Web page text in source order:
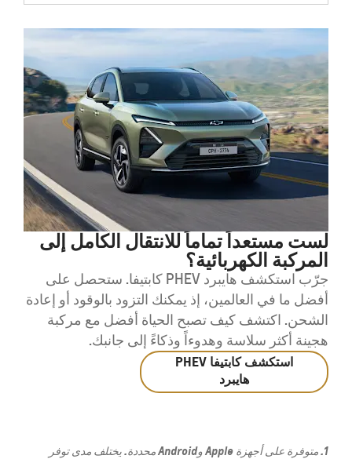
لست مستعداً تماماً للانتقال الكامل إلى
المركبة الكهربائية؟
جرّب استكشف هايبرد PHEV كابتيفا. ستحصل على
أفضل ما في العالمين، إذ يمكنك التزود بالوقود أو إعادة
الشحن. اكتشف كيف تصبح الحياة أفضل مع مركبة
هجينة أكثر سلاسة وهدوءاً وذكاءً إلى جانبك.
استكشف كابتيفا PHEV
هايبرد
1. متوفرة على أجهزة Apple وAndroid محددة. يختلف مدى توفر